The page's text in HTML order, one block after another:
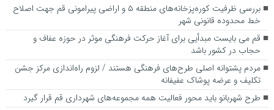
بررسی ظرفیت کوره‌پزخانه‌های منطقه ۵ و اراضی پیرامونی قم جهت اصلاح
خط محدوده قانونی شهر
قم می بایست مبدأیی برای آغاز حرکت فرهنگی موثر در حوزه عفاف و
حجاب در کشور باشد
مردم پشتوانه اصلی طرح‌های فرهنگی هستند / لزوم راه‌اندازی مرکز جشن
تکلیف و عرضه پوشاک عفیفانه
طرح شهربانو باید محور فعالیت همه مجموعه‌های شهرداری قم قرار گیرد